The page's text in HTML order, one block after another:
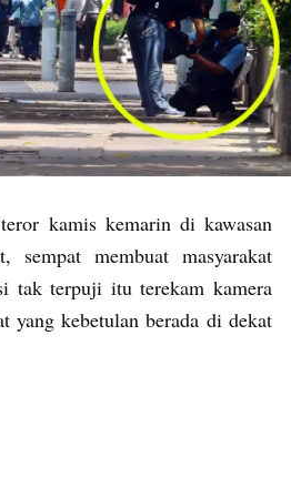
kamis kemarin di kawasan
sempat membuat masyarakat
tak terpuji itu terekam kamera
yang kebetulan berada di dekat